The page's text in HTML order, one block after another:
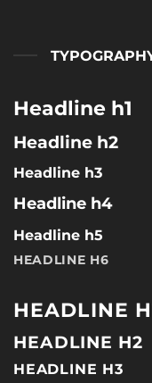
Headline h1
Headline h2
Headline h3
Headline h4
Headline h5
HEADLINE H6
HEADLINE
HEADLINE H2
HEADLINE H3